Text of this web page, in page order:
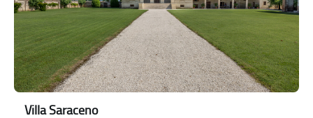
Villa Saraceno